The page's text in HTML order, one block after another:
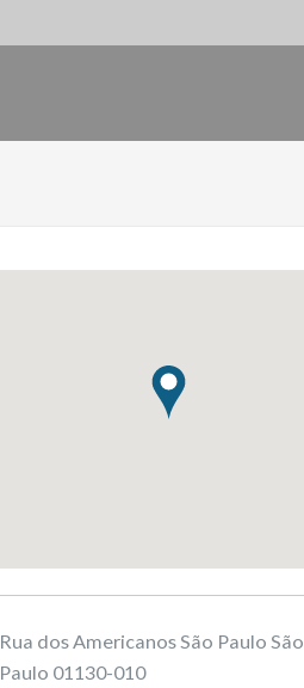
Rua dos Americanos São Paulo São
Paulo 01130-010